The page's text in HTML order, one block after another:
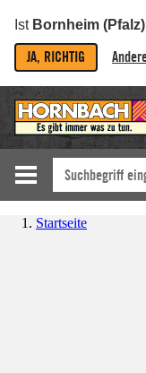
Ist Bornheim (Pfalz)
JA, RICHTIG
Startseite